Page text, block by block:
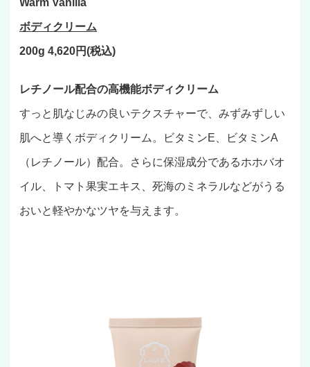
ボディクリーム
200g 4,620円(税込)
レチノール配合の高機能ボディクリーム
すっと肌なじみの良いテクスチャーで、みずみずしい
肌へと導くボディクリーム。ビタミンE、ビタミンA
（レチノール）配合。さらに保湿成分であるホホバオ
イル、トマト果実エキス、死海のミネラルなどがうる
おいと軽やかなツヤを与えます。